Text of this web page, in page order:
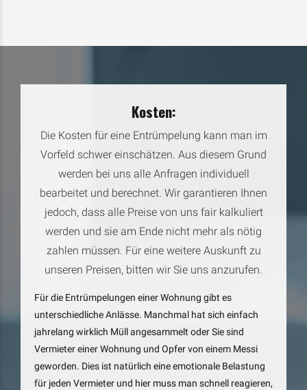
Kosten:
Die Kosten für eine Entrümpelung kann man im
Vorfeld schwer einschätzen. Aus diesem Grund
werden bei uns alle Anfragen individuell
bearbeitet und berechnet. Wir garantieren Ihnen
jedoch, dass alle Preise von uns fair kalkuliert
werden und sie am Ende nicht mehr als nötig
zahlen müssen. Für eine weitere Auskunft zu
unseren Preisen, bitten wir Sie uns anzurufen.
Für die Entrümpelungen einer Wohnung gibt es
unterschiedliche Anlässe. Manchmal hat sich einfach
jahrelang wirklich Müll angesammelt oder Sie sind
Vermieter einer Wohnung und Opfer von einem Messi
geworden. Dies ist natürlich eine emotionale Belastung
für jeden Vermieter und hier muss man schnell reagieren,